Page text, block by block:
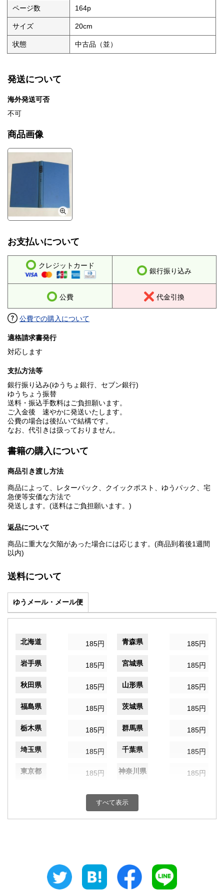
ページ数 164p
サイズ 20cm
状態 中古品（並）
発送について
海外発送可否
不可
商品画像
お支払いについて
クレジットカード
銀行振り込み
公費 代金引換
公費での購入について
適格請求書発行
対応します
支払方法等
銀行振り込み(ゆうちょ銀行、セブン銀行)
ゆうちょう振替
送料・振込手数料はご負担願います。
ご入金後 速やかに発送いたします。
公費の場合は後払いで結構です。
なお、代引きは扱っておりません。
書籍の購入について
商品引き渡し方法
商品によって、レターパック、クイックポスト、ゆうパック、宅
急便等安価な方法で
発送します。(送料はご負担願います。)
返品について
商品に重大な欠陥があった場合には応じます。(商品到着後1週間
以内)
送料について
ゆうメール・メール便
北海道 185円 青森県 185円
岩手県 185円 宮城県 185円
秋田県 185円 山形県 185円
福島県 185円 茨城県 185円
栃木県 185円 群馬県 185円
埼玉県 185円 千葉県 185円
東京都 185円 神奈川県 185円
185円 富山県
185円 三重県
すべて表示